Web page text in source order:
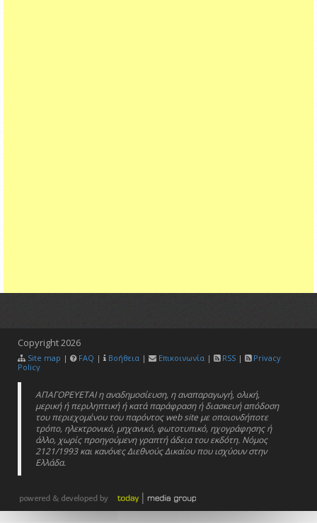
Copyright2026
Site map | FAQ | Βοήθεια | Επικοινωνία | RSS |
Privacy
Policy
ΑΠΑΓΟΡΕΥΕΤΑΙ η αναδημοσίευση, η αναπαραγωγή, ολική,
μερική ή περιληπτική ή κατά παράφραση ή διασκευή απόδοση
του περιεχομένου του παρόντος web site με οποιονδήποτε
τρόπο, ηλεκτρονικό, μηχανικό, φωτοτυπικό, ηχογράφησης ή
άλλο, χωρίς προηγούμενη γραπτή άδεια του εκδότη. Νόμος
2121/1993 και κανόνες Διεθνούς Δικαίου που ισχύουν στην
Ελλάδα.